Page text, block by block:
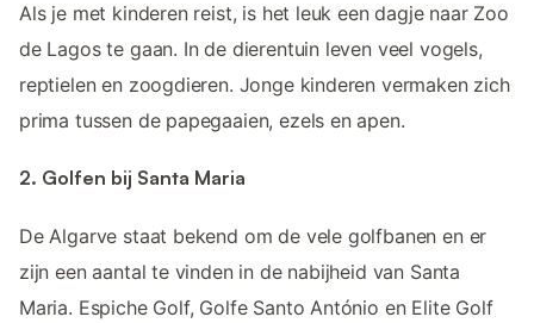
Als je met kinderen reist, is het leuk een dagje naar Zoo
de Lagos te gaan. In de dierentuin leven veel vogels,
reptielen en zoogdieren. Jonge kinderen vermaken zich
prima tussen de papegaaien, ezels en apen.
2. Golfen bij Santa Maria
De Algarve staat bekend om de vele golfbanen en er
zijn een aantal te vinden in de nabijheid van Santa
Maria. Espiche Golf, Golfe Santo António en Elite Golf